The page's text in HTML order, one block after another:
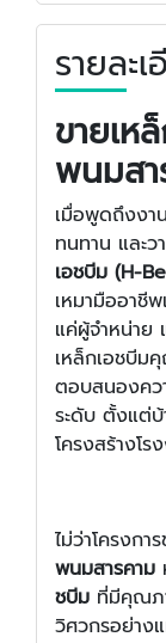
รายละ
ขายเห
พนมสา
เมื่อพูดถึงงา
ทนทาน และว
เอชบีม (H-
เหมามืออาชี
แค่ผู้จำหน่าย
เหล็กเอชบีม
ตอบสนองคว
ระดับ ตั้งแต่
โครงสร้างโ
ไม่ว่าโครงก
พนมสารคาม
ชบีม ที่มีคุณภ
วิศวกรอย่าง